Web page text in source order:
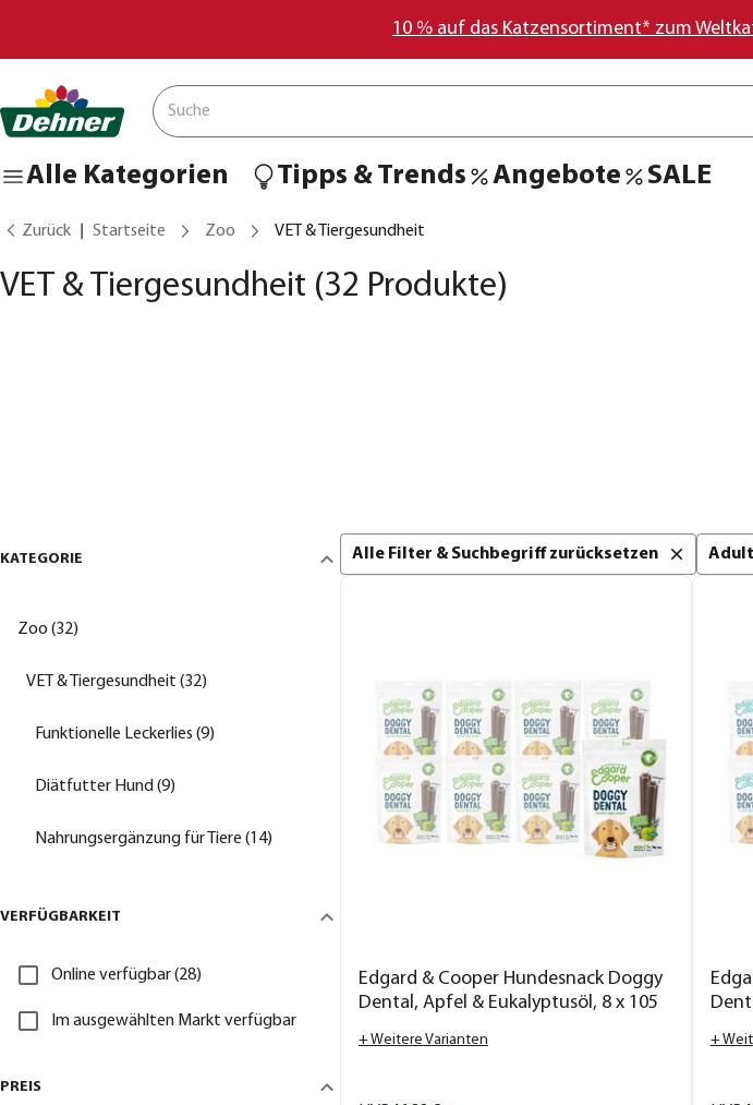
10 % auf das Katzensortiment* zum
Alle Kategorien Tipps & Trends Angebote SALE
Zurück Startseite Zoo VET & Tiergesundheit
VET & Tiergesundheit (32 Produkte)
KATEGORIE
Zoo (32)
VET & Tiergesundheit (32)
Funktionelle Leckerlies (9)
Diätfutter Hund (9)
Nahrungsergänzung für Tiere (14)
VERFÜGBARKEIT
Online verfügbar (28)
Im ausgewählten Markt verfügbar
PREIS
Alle Filter & Suchbegriff zurücksetzen Adult
Edgard & Cooper Hundesnack Doggy
Dental, Apfel & Eukalyptusöl, 8 x 105
+ Weitere Varianten +